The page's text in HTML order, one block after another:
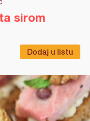
Dodaj u listu
sirom